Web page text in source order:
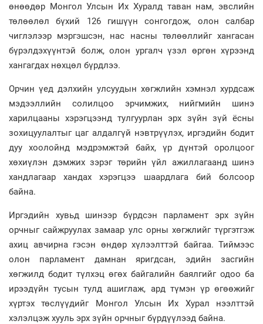
өнөөдөр Монгол Улсын Их Хуралд таван нам, эвслийн
төлөөлөл бүхий 126 гишүүн сонгогдож, олон салбар
чиглэлээр мэргэшсэн, нас насны төлөөллийг хангасан
бүрэлдэхүүнтэй болж, олон ургалч үзэл өргөн хүрээнд
хангагдах нөхцөл бүрдлээ.
Орчин үед дэлхийн улсуудын хөгжлийн хэмнэл хурдсаж
мэдээллийн солилцоо эрчимжих, нийгмийн шинэ
харилцааны хэрэгцээнд тулгуурлан эрх зүйн зүй ёсны
зохицуулалтыг цаг алдалгүй нэвтрүүлэх, иргэдийн бодит
дуу хоолойнд мэдрэмжтэй байх, үр дүнтэй оролцоог
хөхиүлэн дэмжих зэрэг төрийн үйл ажиллагаанд шинэ
хандлагаар хандах хэрэгцээ шаардлага бий болсоор
байна.
Иргэдийн хувьд шинээр бүрдсэн парламент эрх зүйн
орчныг сайжруулах замаар улс орны хөгжлийг түргэтгэж
ахиц авчирна гэсэн өндөр хүлээлттэй байгаа. Тиймээс
олон парламент дамнан яригдсан, эдийн засгийн
хөгжилд бодит түлхэц өгөх байгалийн баялгийг одоо ба
ирээдүйн тусын тулд ашиглаж, ард түмэн үр өгөөжийг
хүртэх төслүүдийг Монгол Улсын Их Хурал нээлттэй
хэлэлцэж хууль эрх зүйн орчныг бүрдүүлээд байна.